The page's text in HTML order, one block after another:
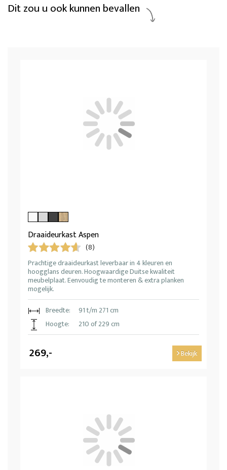
Dit zou u ook kunnen bevallen
Draaideurkast Aspen
(8)
Prachtige draaideurkast leverbaar in 4 kleuren en
hoogglans deuren. Hoogwaardige Duitse kwaliteit
meubelplaat. Eenvoudig te monteren & extra planken
mogelijk.
Breedte:
91 t/m 271 cm
Hoogte:
210 of 229 cm
269,- Bekijk